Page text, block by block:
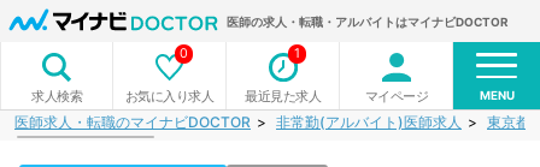
医師の求人・転職・アルバイトはマイナビDOCTOR
求人検索 お気に入り求人
0
最近見た求人
1
マイページ MENU
医師求人・転職のマイナビDOCTOR 非常勤(アルバイト)医師求人 東京都